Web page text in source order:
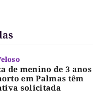
de menino de 3 anos
em Palmas têm
solicitada